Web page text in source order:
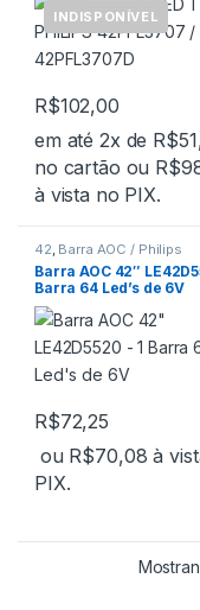
INDISPONÍVEL
R$102,00
em até 2x de R$
no cartão ou R$
à vista no PIX.
42, Barra AOC / Philips
Barra AOC 42″
Barra 64 Led’s de 6V
R$72,25
ou R$70,08 à
PIX.